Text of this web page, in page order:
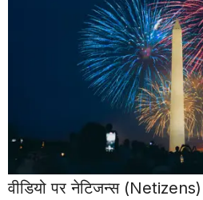
वीडियो पर नेटिजन्स